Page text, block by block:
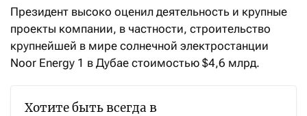
Президент высоко оценил деятельность и крупные
проекты компании, в частности, строительство
крупнейшей в мире солнечной электростанции
Noor Energy 1 в Дубае стоимостью $4,6 млрд.
Хотите быть всегда в